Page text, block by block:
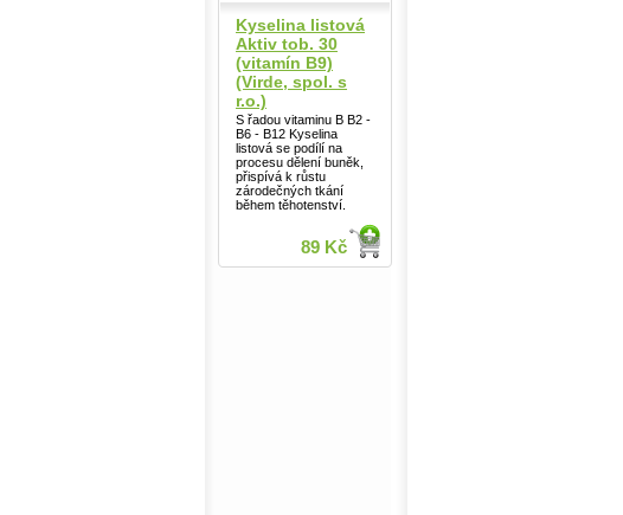
Kyselina listová
Aktiv tob. 30
(vitamín B9)
(Virde, spol. s
r.o.)
S řadou vitaminu B B2 -
B6 - B12 Kyselina
listová se podílí na
procesu dělení buněk,
přispívá k růstu
zárodečných tkání
během těhotenství.
89 Kč